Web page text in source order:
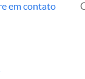
em contato